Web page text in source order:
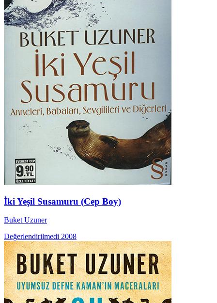
İki Yeşil Susamuru (Cep Boy)
Buket Uzuner
Değerlendirilmedi 2008